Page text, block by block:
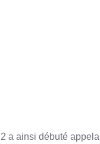
a ainsi débuté